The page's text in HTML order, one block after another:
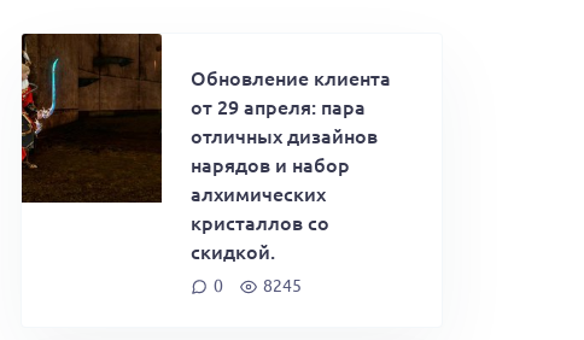
Обновление клиента
от 29 апреля: пара
отличных дизайнов
нарядов и набор
алхимических
кристаллов со
скидкой.
0 8245